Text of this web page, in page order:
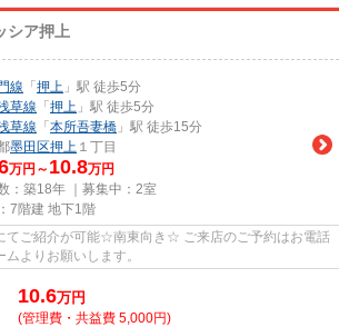
シア押上
線 「 押上 」駅 徒歩5分
草線 「 押上 」駅 徒歩5分
草線 「 本所吾妻橋 」駅 徒歩15分
墨田区押上 １丁目
万円～ 10.8万円
：築18年 ｜募集中： 2室
7階建 地下1階
てご紹介が可能☆南東向き☆ ご来店のご予約はお電話
よりお願いします。
10.6万円
(管理費・共益費 5,000円)